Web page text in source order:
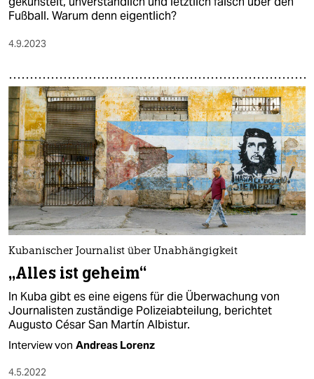
Fußball. Warum denn eigentlich?
4.9.2023
Kubanischer Journalist über Unabhängigkeit
„Alles ist geheim“
In Kuba gibt es eine eigens für die Überwachung von
Journalisten zuständige Polizeiabteilung, berichtet
Augusto César San Martín Albistur.
Interview von Andreas Lorenz
4.5.2022